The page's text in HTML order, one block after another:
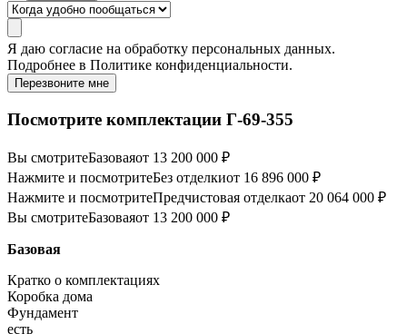
Я даю согласие на обработку персональных данных.
Подробнее в Политике конфиденциальности.
Перезвоните мне
Посмотрите комплектации Г-69-355
Вы смотритеБазоваяот 13 200 000 ₽
Нажмите и посмотритеБез отделкиот 16 896 000 ₽
Нажмите и посмотритеПредчистовая отделкаот 20 064 000 ₽
Вы смотритеБазоваяот 13 200 000 ₽
Базовая
Кратко о комплектациях
Коробка дома
Фундамент
есть